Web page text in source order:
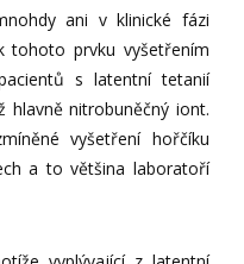
ani v klinické fázi
tohoto prvku vyšetřením
s latentní tetanií
nitrobuněčný iont.
vyšetření hořčíku
a to většina laboratoří